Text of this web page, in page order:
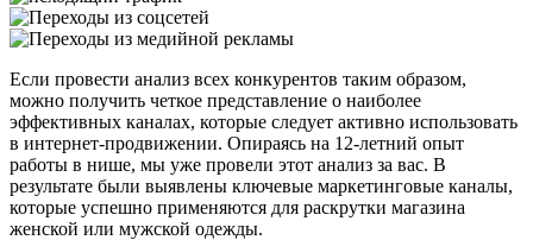
Если провести анализ всех конкурентов таким образом,
можно получить четкое представление о наиболее
эффективных каналах, которые следует активно использовать
в интернет-продвижении. Опираясь на 12-летний опыт
работы в нише, мы уже провели этот анализ за вас. В
результате были выявлены ключевые маркетинговые каналы,
которые успешно применяются для раскрутки магазина
женской или мужской одежды.